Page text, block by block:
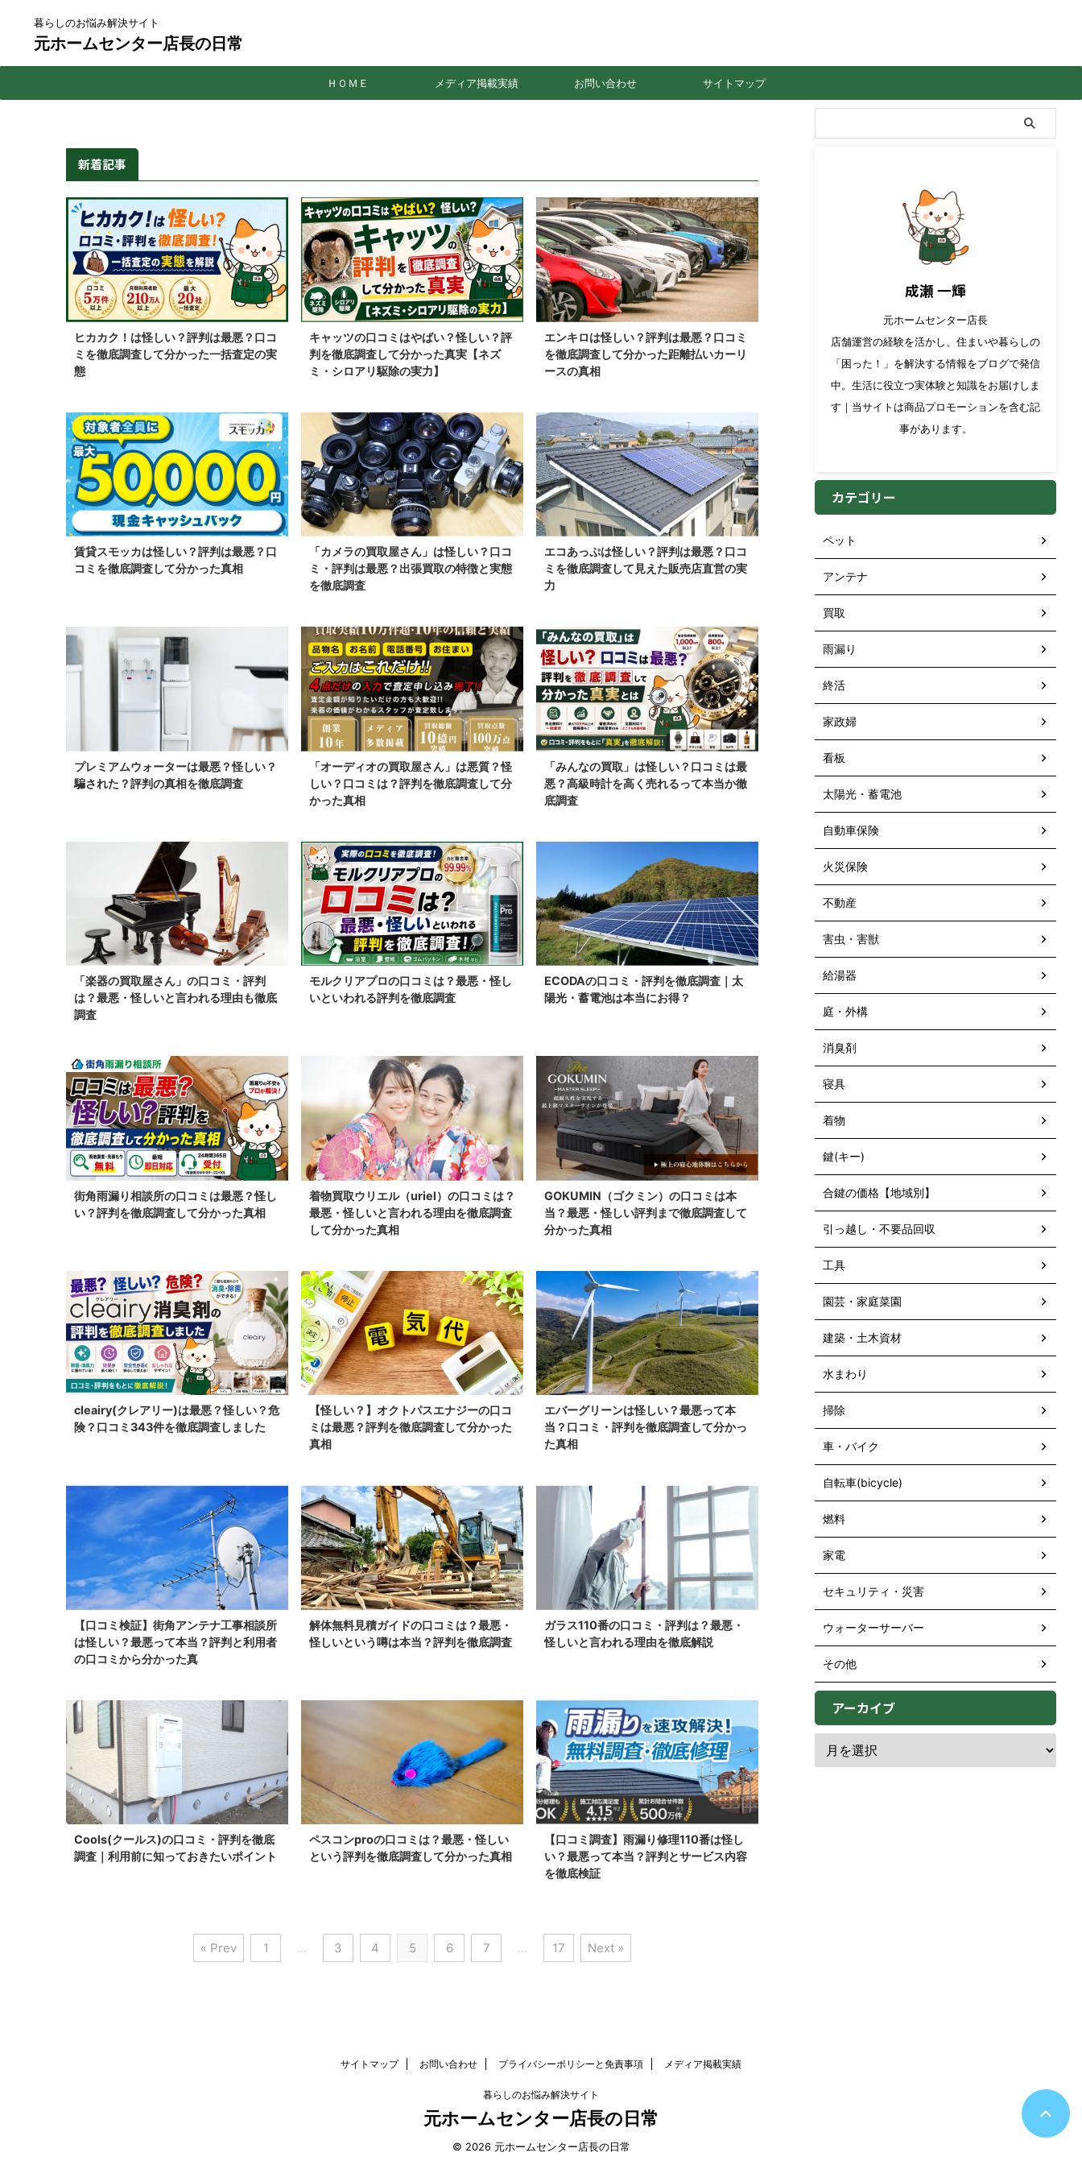
暮らしのお悩み解決サイト
元ホームセンター店長の日常
ＨＯＭＥ メディア掲載実績 お問い合わせ サイトマップ
新着記事
ヒカカク！は怪しい？評判は最悪？口コ
ミを徹底調査して分かった一括査定の実
態
キャッツの口コミはやばい？怪しい？評
判を徹底調査して分かった真実【ネズ
ミ・シロアリ駆除の実力】
エンキロは怪しい？評判は最悪？口コミ
を徹底調査して分かった距離払いカーリ
ースの真相
賃貸スモッカは怪しい？評判は最悪？口
コミを徹底調査して分かった真相
「カメラの買取屋さん」は怪しい？口コ
ミ・評判は最悪？出張買取の特徴と実態
を徹底調査
エコあっぷは怪しい？評判は最悪？口コ
ミを徹底調査して見えた販売店直営の実
力
プレミアムウォーターは最悪？怪しい？
騙された？評判の真相を徹底調査
「オーディオの買取屋さん」は悪質？怪
しい？口コミは？評判を徹底調査して分
かった真相
「みんなの買取」は怪しい？口コミは最
悪？高級時計を高く売れるって本当か徹
底調査
「楽器の買取屋さん」の口コミ・評判
は？最悪・怪しいと言われる理由も徹底
調査
モルクリアプロの口コミは？最悪・怪し
いといわれる評判を徹底調査
ECODAの口コミ・評判を徹底調査｜太
陽光・蓄電池は本当にお得？
街角雨漏り相談所の口コミは最悪？怪し
い？評判を徹底調査して分かった真相
着物買取ウリエル（uriel）の口コミは？
最悪・怪しいと言われる理由を徹底調査
して分かった真相
GOKUMIN（ゴクミン）の口コミは本
当？最悪・怪しい評判まで徹底調査して
分かった真相
cleairy(クレアリー)は最悪？怪しい？危
険？口コミ343件を徹底調査しました
【怪しい？】オクトパスエナジーの口コ
ミは最悪？評判を徹底調査して分かった
真相
エバーグリーンは怪しい？最悪って本
当？口コミ・評判を徹底調査して分かっ
た真相
【口コミ検証】街角アンテナ工事相談所
は怪しい？最悪って本当？評判と利用者
の口コミから分かった真
解体無料見積ガイドの口コミは？最悪・
怪しいという噂は本当？評判を徹底調査
ガラス110番の口コミ・評判は？最悪・
怪しいと言われる理由を徹底解説
Cools(クールス)の口コミ・評判を徹底
調査｜利用前に知っておきたいポイント
ペスコンproの口コミは？最悪・怪しい
という評判を徹底調査して分かった真相
【口コミ調査】雨漏り修理110番は怪し
い？最悪って本当？評判とサービス内容
を徹底検証
« Prev 1 … 3 4 5 6 7 … 17 Next »
成瀬 一輝
元ホームセンター店長
店舗運営の経験を活かし、住まいや暮らしの
「困った！」を解決する情報をブログで発信
中。生活に役立つ実体験と知識をお届けしま
す｜当サイトは商品プロモーションを含む記
事があります。
カテゴリー
ペット
アンテナ
買取
雨漏り
終活
家政婦
看板
太陽光・蓄電池
自動車保険
火災保険
不動産
害虫・害獣
給湯器
庭・外構
消臭剤
寝具
着物
鍵(キー)
合鍵の価格【地域別】
引っ越し・不要品回収
工具
園芸・家庭菜園
建築・土木資材
水まわり
掃除
車・バイク
自転車(bicycle)
燃料
家電
セキュリティ・災害
ウォーターサーバー
その他
アーカイブ
サイトマップ お問い合わせ プライバシーポリシーと免責事項 メディア掲載実績
暮らしのお悩み解決サイト
元ホームセンター店長の日常
© 2026 元ホームセンター店長の日常